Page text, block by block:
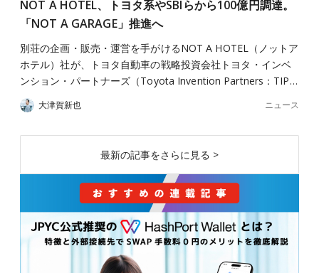
NOT A HOTEL、トヨタ系やSBIらから100億円調達。
「NOT A GARAGE」推進へ
別荘の企画・販売・運営を手がけるNOT A HOTEL（ノットア
ホテル）社が、トヨタ自動車の戦略投資会社トヨタ・インベ
ンション・パートナーズ（Toyota Invention Partners：TIP…
大津賀新也 ニュース
最新の記事をさらに見る >